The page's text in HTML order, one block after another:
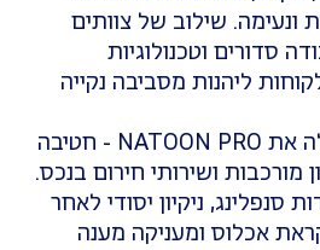
שילוב של צוותים
וטכנולוגיות
מסביבה נקייה
בנוסף, החברה מפעילה את NATOON PRO - חטיבה
ושירותי חירום בנכס.
ניקיון יסודי לאחר
ומעניקה מענה